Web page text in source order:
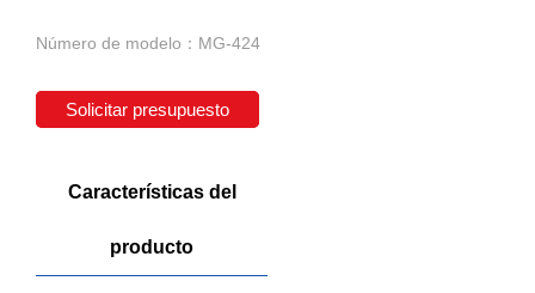
Número de modelo：MG-424
Solicitar presupuesto
Características del
producto